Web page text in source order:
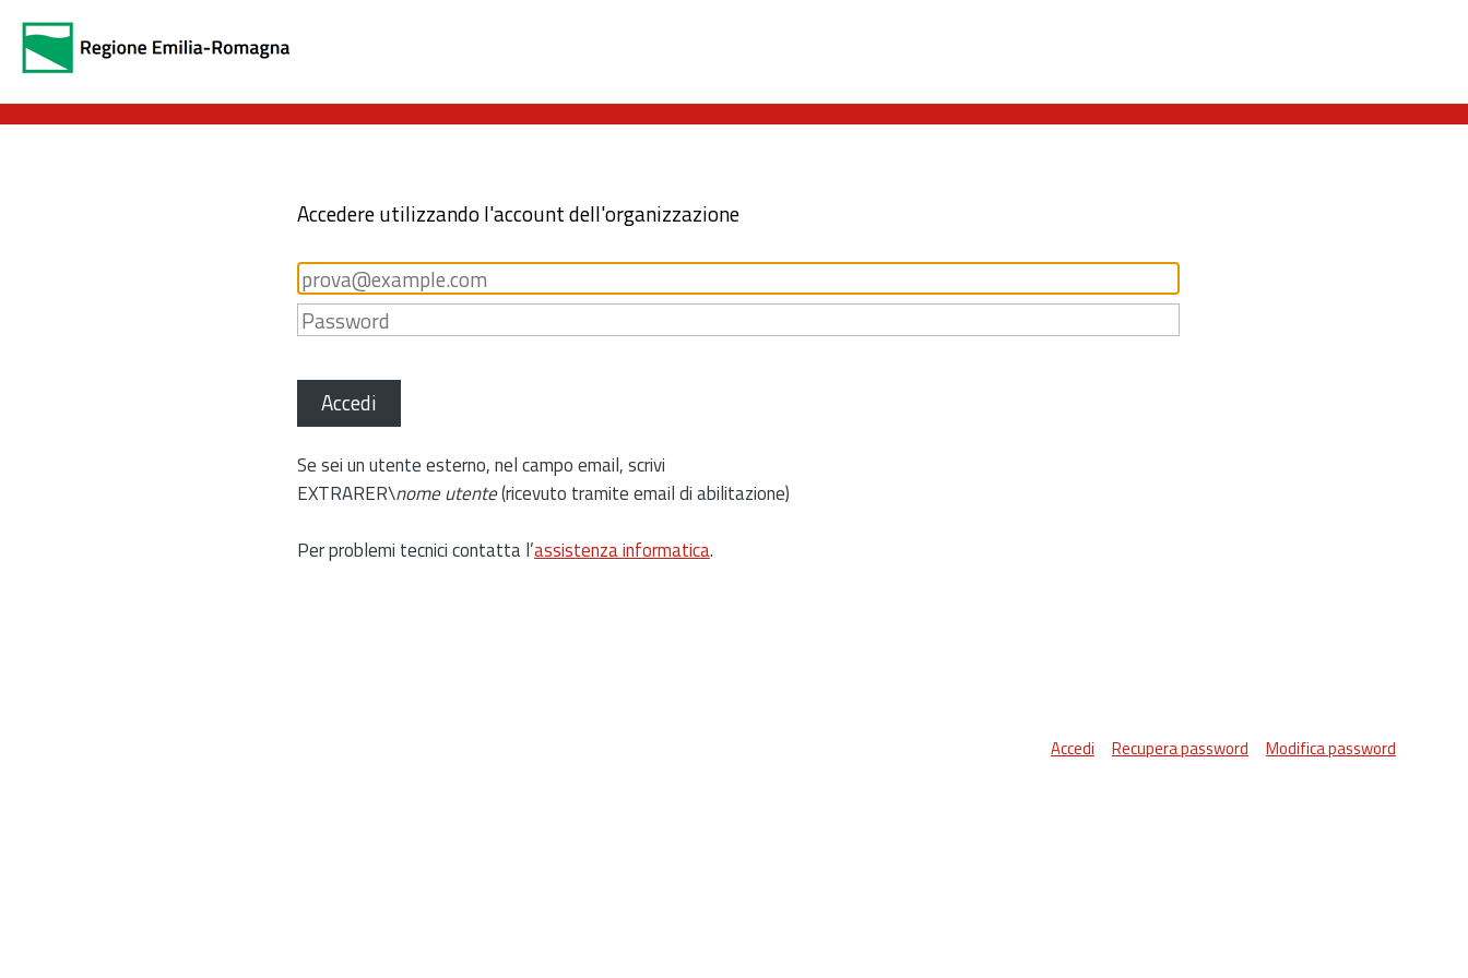
Accedere utilizzando l'account dell'organizzazione
Accedi
Se sei un utente esterno, nel campo email, scrivi
EXTRARER\nome utente(ricevuto tramite email di abilitazione)
Per problemi tecnici contatta l’assistenza informatica.
Accedi Recupera password Modifica password